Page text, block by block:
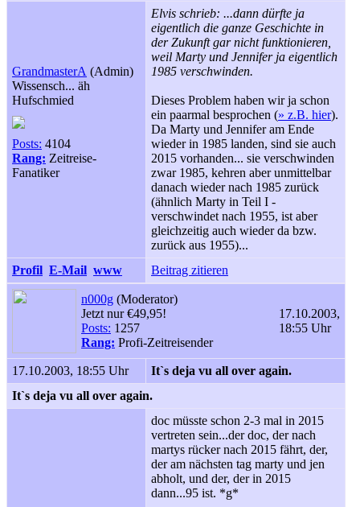
GrandmasterA (Admin)
Wissensch... äh
Hufschmied
Posts: 4104
Rang: Zeitreise-
Fanatiker
Elvis schrieb: ...dann dürfte ja
eigentlich die ganze Geschichte in
der Zukunft gar nicht funktionieren,
weil Marty und Jennifer ja eigentlich
1985 verschwinden.
Dieses Problem haben wir ja schon
ein paarmal besprochen (» z.B. hier).
Da Marty und Jennifer am Ende
wieder in 1985 landen, sind sie auch
2015 vorhanden... sie verschwinden
zwar 1985, kehren aber unmittelbar
danach wieder nach 1985 zurück
(ähnlich Marty in Teil I -
verschwindet nach 1955, ist aber
gleichzeitig auch wieder da bzw.
zurück aus 1955)...
Profil E-Mail www Beitrag zitieren
n000g (Moderator)
Jetzt nur €49,95!
Posts: 1257
Rang: Profi-Zeitreisender
17.10.2003,
18:55 Uhr
17.10.2003, 18:55 Uhr
It`s deja vu all over again.
It`s deja vu all over again.
doc müsste schon 2-3 mal in 2015
vertreten sein...der doc, der nach
martys rücker nach 2015 fährt, der,
der am nächsten tag marty und jen
abholt, und der, der in 2015
dann...95 ist. *g*